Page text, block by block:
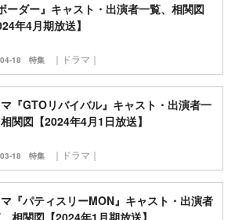
ーダー』キャスト・出演者一覧、相関図
年4月期放送】
18 特集 ｜ドラマ｜
マ『GTOリバイバル』キャスト・出演者一
関図【2024年4月1日放送】
18 特集 ｜ドラマ｜
マ『パティスリーMON』キャスト・出演者
相関図【2024年1月期放送】